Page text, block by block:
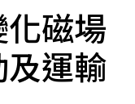
磁場
及運輸